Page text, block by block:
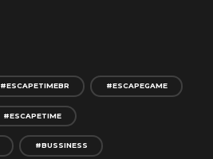
#ESCAPETIMEBR #ESCAPEGAME
#ESCAPETIME
#BUSSINESS